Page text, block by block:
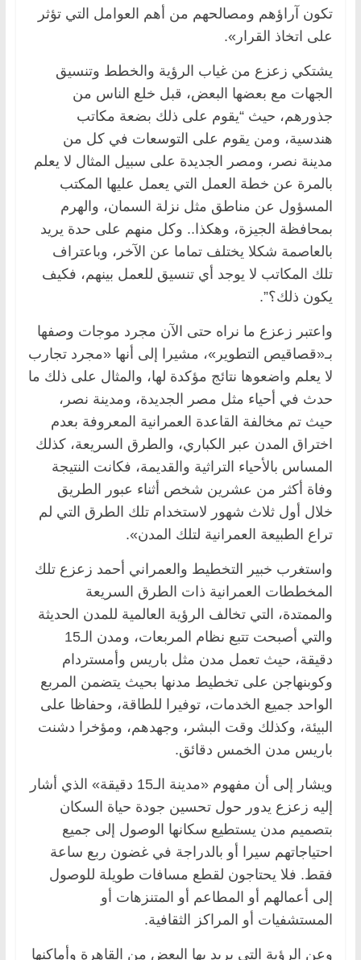
تكون آراؤهم ومصالحهم من أهم العوامل التي تؤثر
على اتخاذ القرار».
يشتكي زعزع من غياب الرؤية والخطط وتنسيق
الجهات مع بعضها البعض، قبل خلع الناس من
جذورهم، حيث “يقوم على ذلك بضعة مكاتب
هندسية، ومن يقوم على التوسعات في كل من
مدينة نصر، ومصر الجديدة على سبيل المثال لا يعلم
بالمرة عن خطة العمل التي يعمل عليها المكتب
المسؤول عن مناطق مثل نزلة السمان، والهرم
بمحافظة الجيزة، وهكذا.. وكل منهم على حدة يريد
بالعاصمة شكلا يختلف تماما عن الآخر، وباعتراف
تلك المكاتب لا يوجد أي تنسيق للعمل بينهم، فكيف
يكون ذلك؟”.
واعتبر زعزع ما نراه حتى الآن مجرد موجات وصفها
بـ«قصاقيص التطوير»، مشيرا إلى أنها «مجرد تجارب
لا يعلم واضعوها نتائج مؤكدة لها، والمثال على ذلك ما
حدث في أحياء مثل مصر الجديدة، ومدينة نصر،
حيث تم مخالفة القاعدة العمرانية المعروفة بعدم
اختراق المدن عبر الكباري، والطرق السريعة، كذلك
المساس بالأحياء التراثية والقديمة، فكانت النتيجة
وفاة أكثر من عشرين شخص أثناء عبور الطريق
خلال أول ثلاث شهور لاستخدام تلك الطرق التي لم
تراع الطبيعة العمرانية لتلك المدن».
واستغرب خبير التخطيط والعمراني أحمد زعزع تلك
المخططات العمرانية ذات الطرق السريعة
والممتدة، التي تخالف الرؤية العالمية للمدن الحديثة
والتي أصبحت تتبع نظام المربعات، ومدن الـ15
دقيقة، حيث تعمل مدن مثل باريس وأمستردام
وكوبنهاجن على تخطيط مدنها بحيث يتضمن المربع
الواحد جميع الخدمات، توفيرا للطاقة، وحفاظا على
البيئة، وكذلك وقت البشر، وجهدهم، ومؤخرا دشنت
باريس مدن الخمس دقائق.
ويشار إلى أن مفهوم «مدينة الـ15 دقيقة» الذي أشار
إليه زعزع يدور حول تحسين جودة حياة السكان
بتصميم مدن يستطيع سكانها الوصول إلى جميع
احتياجاتهم سيرا أو بالدراجة في غضون ربع ساعة
فقط. فلا يحتاجون لقطع مسافات طويلة للوصول
إلى أعمالهم أو المطاعم أو المتنزهات أو
المستشفيات أو المراكز الثقافية.
وعن الرؤية التي يريد بها البعض من القاهرة وأماكنها